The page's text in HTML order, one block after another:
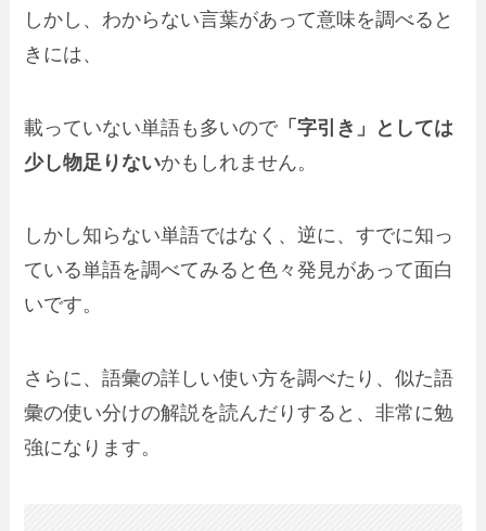
しかし、わからない言葉があって意味を調べると
きには、
載っていない単語も多いので「字引き」としては
少し物足りないかもしれません。
しかし知らない単語ではなく、逆に、すでに知っ
ている単語を調べてみると色々発見があって面白
いです。
さらに、語彙の詳しい使い方を調べたり、似た語
彙の使い分けの解説を読んだりすると、非常に勉
強になります。